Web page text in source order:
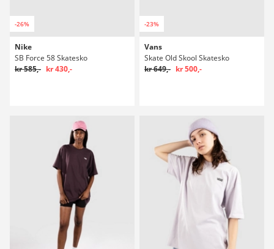
-26%
Nike
SB Force 58 Skatesko
kr 585,- kr 430,-
-23%
Vans
Skate Old Skool Skatesko
kr 649,- kr 500,-